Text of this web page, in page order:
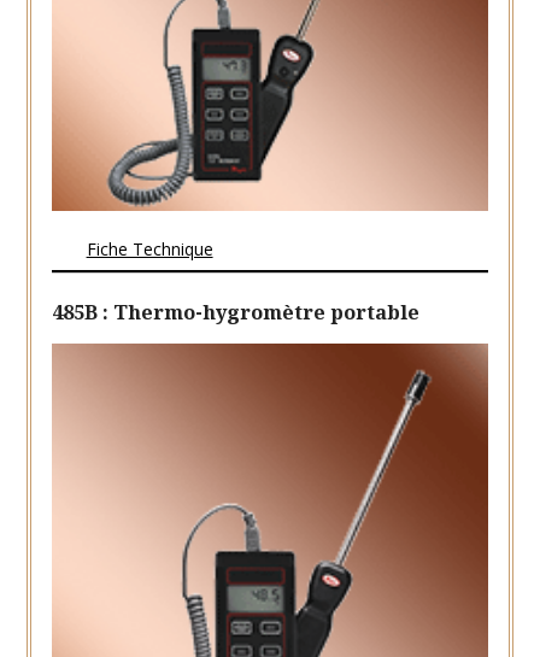
Fiche Technique
485B : Thermo-hygromètre portable